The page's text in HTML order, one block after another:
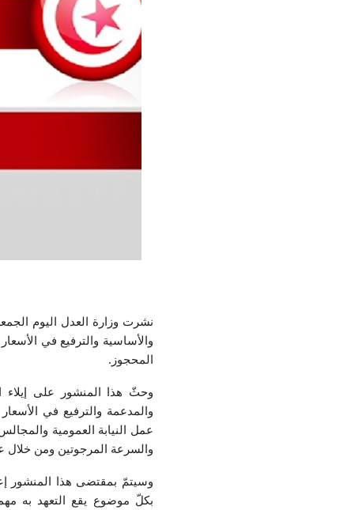
والأساسية والترفيع في
المحجوز.
وحثّ هذا المنشور على إيلاء
والمدعمة والترفيع في الأسعار
عمل النيابة العمومية
والسرعة المرجوتين ومن خلال
وسيتمّ بمقتضى هذا المنشور
بكلّ موضوع يقع التعهد به